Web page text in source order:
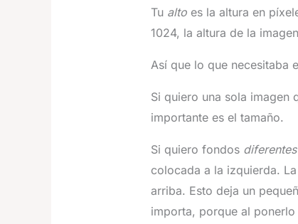
Tu alto es la altura en
1024, la altura de la
Así que lo que necesitaba
Si quiero una sola imagen
importante es el tamaño.
Si quiero fondos diferentes
colocada a la izquierda.
arriba. Esto deja un
importa, porque al